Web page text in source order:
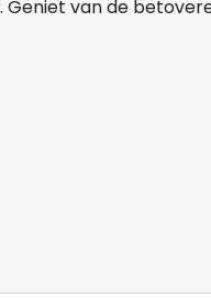
Geniet van de